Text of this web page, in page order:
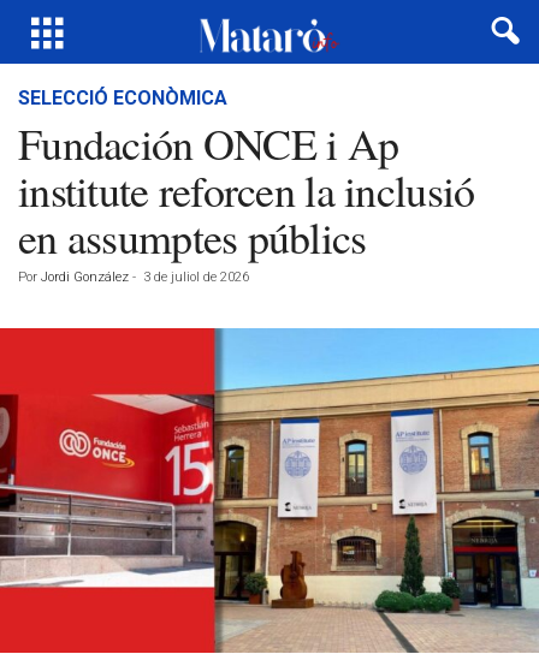
SELECCIÓ ECONÒMICA
Fundación ONCE i Ap
institute reforcen la inclusió
en assumptes públics
Por Jordi González - 3 de juliol de 2026